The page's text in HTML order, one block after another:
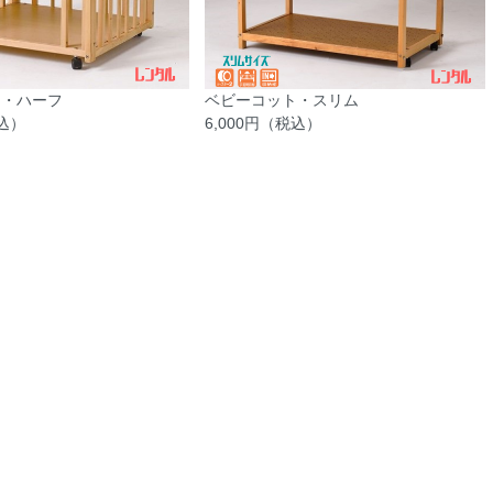
ハーフ
ベビーコット・スリム
6,000円（税込）